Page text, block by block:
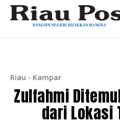
Riau Kampar
Zulfahmi
dari Lokasi